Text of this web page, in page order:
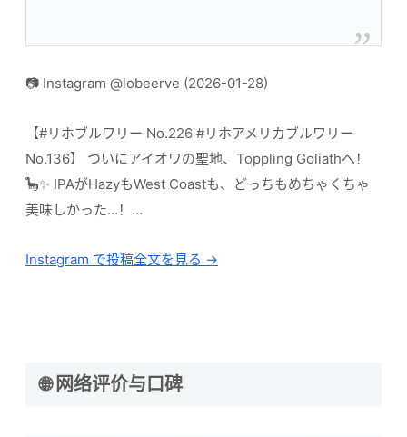
📷 Instagram @lobeerve (2026-01-28)
【#リホブルワリー No.226 #リホアメリカブルワリー
No.136】 ついにアイオワの聖地、Toppling Goliathへ！
🦕✨ IPAがHazyもWest Coastも、どっちもめちゃくちゃ
美味しかった…！…
Instagram で投稿全文を見る →
🌐 网络评价与口碑